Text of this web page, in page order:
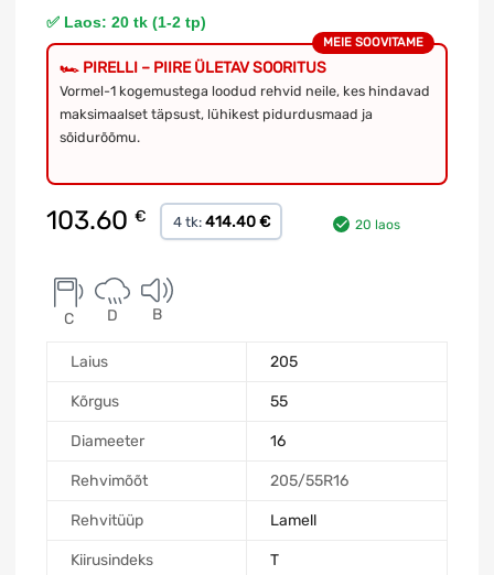
✅ Laos: 20 tk (1-2 tp)
MEIE SOOVITAME
🏎️ PIRELLI – PIIRE ÜLETAV SOORITUS
Vormel-1 kogemustega loodud rehvid neile, kes hindavad
maksimaalset täpsust, lühikest pidurdusmaad ja
sõidurõõmu.
103.60 € 4 tk: 414.40 € 20 laos
C D B
Laius 205
Kõrgus 55
Diameeter 16
Rehvimõõt 205/55R16
Rehvitüüp Lamell
Kiirusindeks T